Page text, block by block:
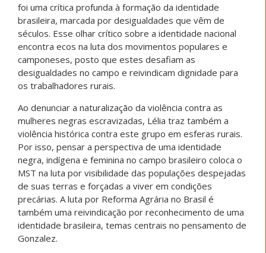
foi uma crítica profunda à formação da identidade
brasileira, marcada por desigualdades que vêm de
séculos. Esse olhar crítico sobre a identidade nacional
encontra ecos na luta dos movimentos populares e
camponeses, posto que estes desafiam as
desigualdades no campo e reivindicam dignidade para
os trabalhadores rurais.
Ao denunciar a naturalização da violência contra as
mulheres negras escravizadas, Lélia traz também a
violência histórica contra este grupo em esferas rurais.
Por isso, pensar a perspectiva de uma identidade
negra, indígena e feminina no campo brasileiro coloca o
MST na luta por visibilidade das populações despejadas
de suas terras e forçadas a viver em condições
precárias. A luta por Reforma Agrária no Brasil é
também uma reivindicação por reconhecimento de uma
identidade brasileira, temas centrais no pensamento de
Gonzalez.